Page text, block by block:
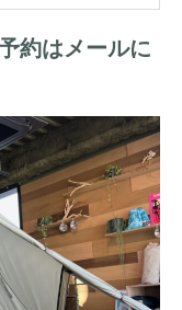
約はメールに